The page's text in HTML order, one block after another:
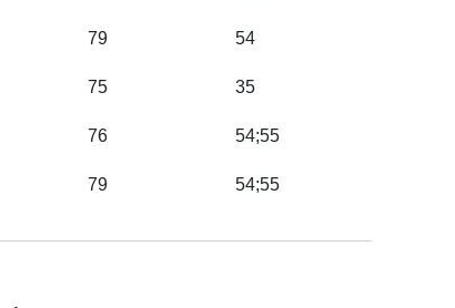
79 54
75 35
76 54;55
79 54;55